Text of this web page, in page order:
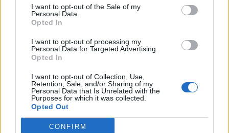
I want to opt-out of the Sale of my
Personal Data.
Opted In
I want to opt-out of processing my
Personal Data for Targeted Advertising.
Opted In
I want to opt-out of Collection, Use,
Retention, Sale, and/or Sharing of my
Personal Data that Is Unrelated with the
Purposes for which it was collected.
Opted Out
CONFIRM
Animazione Leggera (0.15 Mb)
30 Marzo alle ore 21:33
hamilton89:Calypso perchè sei discreta
30 Marzo alle ore 21:35
·Ti stimo·Rispondi